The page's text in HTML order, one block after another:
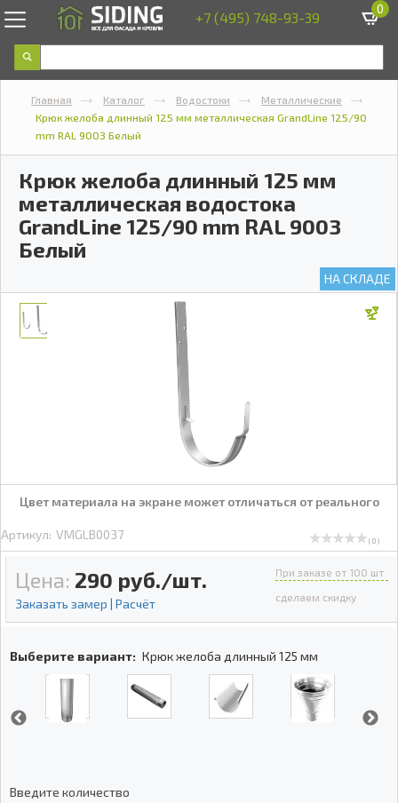
+7 (495) 748-93-39 0
Главная Каталог Водостоки
Металлические
Крюк желоба длинный 125 мм металлическая GrandLine 125/90
mm RAL 9003 Белый
Крюк желоба длинный 125 мм
металлическая водостока
GrandLine 125/90 mm RAL 9003
Белый
НА СКЛАДЕ
Цвет материала на экране может отличаться от реального
Артикул: VMGLB0037 ( 0 )
Цена: 290 руб./шт.
Заказать замер | Расчёт
При заказе от 100 шт
сделаем скидку
Выберите вариант: Крюк желоба длинный 125 мм
Введите количество